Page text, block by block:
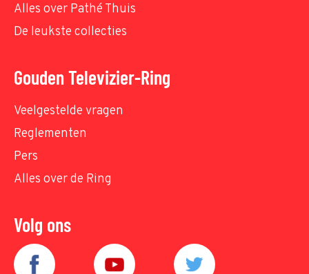
Alles over Pathé Thuis
De leukste collecties
Gouden Televizier-Ring
Veelgestelde vragen
Reglementen
Pers
Alles over de Ring
Volg ons